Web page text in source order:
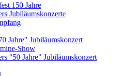
150 Jahre
Jubiläumskonzerte
Jahre" Jubiläumskonzert
Show
"50 Jahre" Jubiläumskonzert